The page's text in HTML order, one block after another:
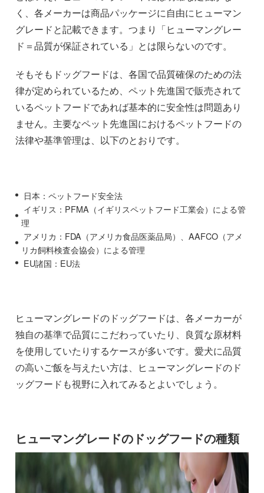
く、各メーカーは商品パッケージに自由にヒューマン
グレードと記載できます。つまり「ヒューマングレー
ド＝品質が保証されている」とは限らないのです。
そもそもドッグフードは、各国で品質確保のための法
律が定められているため、ペット先進国で販売されて
いるペットフードであれば基本的に安全性は問題あり
ません。主要なペット先進国におけるペットフードの
法律や基準管理は、以下のとおりです。
日本：ペットフード安全法
イギリス：PFMA（イギリスペットフード工業会）による管
理
アメリカ：FDA（アメリカ食品医薬品局）、AAFCO（アメ
リカ飼料検査会協会）による管理
EU諸国：EU法
ヒューマングレードのドッグフードは、各メーカーが
独自の基準で品質にこだわっていたり、良質な原材料
を使用していたりするケースが多いです。愛犬に品質
の高いご飯を与えたい方は、ヒューマングレードのド
ッグフードも視野に入れてみるとよいでしょう。
ヒューマングレードのドッグフードの種類